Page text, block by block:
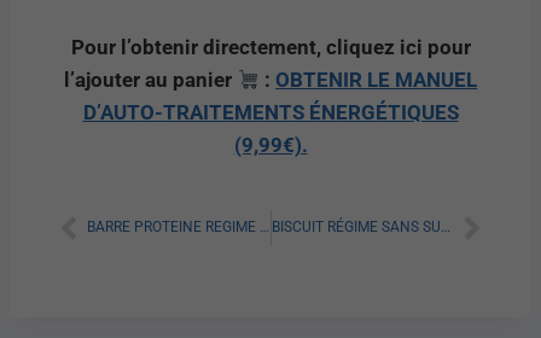
Pour l’obtenir directement, cliquez ici pour
l’ajouter au panier
: OBTENIR LE MANUEL
D’AUTO-TRAITEMENTS ÉNERGÉTIQUES
(9,99€).
BARRE PROTEINE REGIME : TOUT SAVOIR SUR CE SNACK PROTEINE BISCUIT RÉGIME SANS SUCRE : TOUT SAVOIR SUR DES RECETTES SAINES